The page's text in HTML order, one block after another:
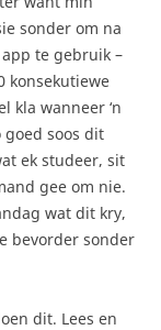
sonder om na
te gebruik –
konsekutiewe
kla wanneer ‘n
soos dit
ek studeer, sit
gee om nie.
wat dit kry,
bevorder sonder
dit. Lees en